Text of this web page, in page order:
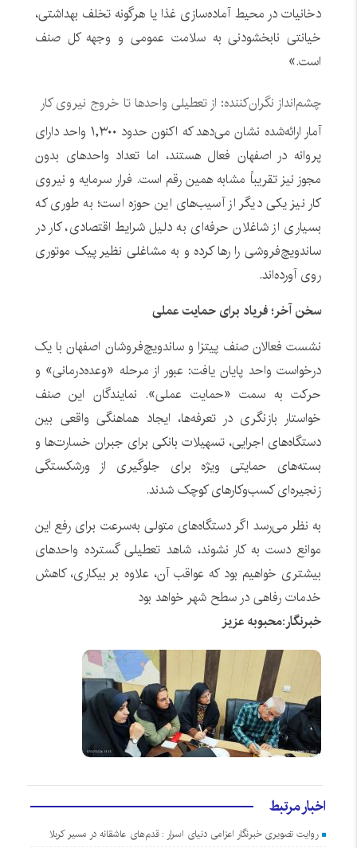
دخانیات در محیط آماده‌سازی غذا یا هرگونه تخلف بهداشتی،
خیانتی نابخشودنی به سلامت عمومی و وجهه کل صنف
است.»
چشم‌انداز نگران‌کننده: از تعطیلی واحدها تا خروج نیروی کار
آمار ارائه‌شده نشان می‌دهد که اکنون حدود ۱,۳۰۰ واحد دارای
پروانه در اصفهان فعال هستند، اما تعداد واحدهای بدون
مجوز نیز تقریباً مشابه همین رقم است. فرار سرمایه و نیروی
کار نیز یکی دیگر از آسیب‌های این حوزه است؛ به طوری که
بسیاری از شاغلان حرفه‌ای به دلیل شرایط اقتصادی، کار در
ساندویچ‌فروشی را رها کرده و به مشاغلی نظیر پیک موتوری
روی آورده‌اند.
سخن آخر؛ فریاد برای حمایت عملی
نشست فعالان صنف پیتزا و ساندویچ‌فروشان اصفهان با یک
درخواست واحد پایان یافت: عبور از مرحله «وعده‌درمانی» و
حرکت به سمت «حمایت عملی». نمایندگان این صنف
خواستار بازنگری در تعرفه‌ها، ایجاد هماهنگی واقعی بین
دستگاه‌های اجرایی، تسهیلات بانکی برای جبران خسارت‌ها و
بسته‌های حمایتی ویژه برای جلوگیری از ورشکستگی
زنجیره‌ای کسب‌وکارهای کوچک شدند.
به نظر می‌رسد اگر دستگاه‌های متولی به‌سرعت برای رفع این
موانع دست به کار نشوند، شاهد تعطیلی گسترده واحدهای
بیشتری خواهیم بود که عواقب آن، علاوه بر بیکاری، کاهش
خدمات رفاهی در سطح شهر خواهد بود
خبرنگار:محبوبه عزیز
اخبار مرتبط
روایت تصویری خبرنگار اعزامی دنیای اسرار : قدم‌های عاشقانه در مسیر کربلا